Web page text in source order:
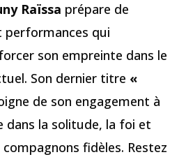
Raïssa prépare de
performances qui
son empreinte dans le
Son dernier titre «
de son engagement à
dans la solitude, la foi et
fidèles. Restez